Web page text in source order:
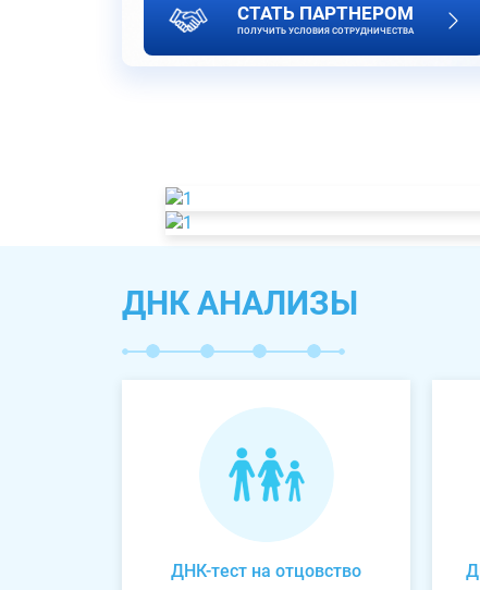
СТАТЬ ПАРТНЕРОМ
ПОЛУЧИТЬ УСЛОВИЯ СОТРУДНИЧЕСТВА
ДНК АНАЛИЗЫ
ДНК-тест на отцовство